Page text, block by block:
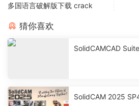
多国语言破解版下载 crack
猜你喜欢
SolidCAMCAD
SolidCAM 2025